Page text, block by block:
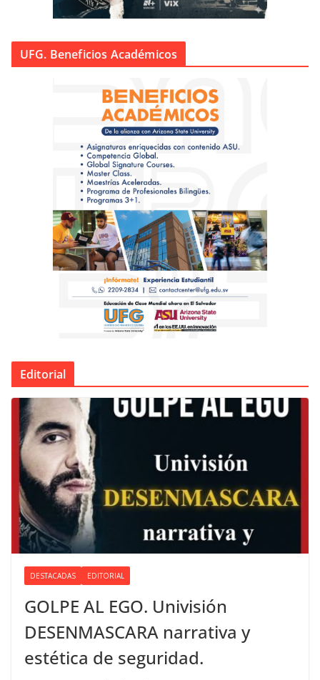
UFG. Beneficios Académicos
Editorial
DESTACADAS EDITORIAL
GOLPE AL EGO. Univisión
DESENMASCARA narrativa y
estética de seguridad.